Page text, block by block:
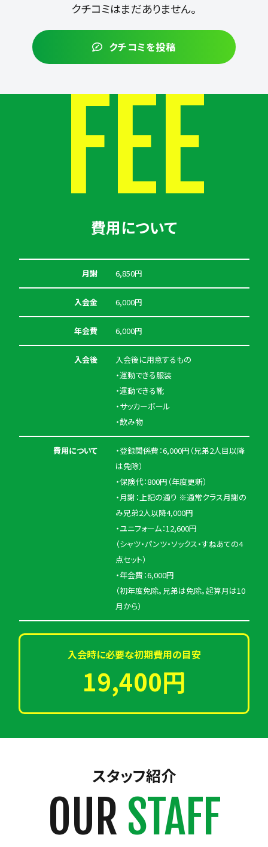
クチコミはまだありません。
クチコミを投稿
FEE
費用について
月謝 6,850円
入会金 6,000円
年会費 6,000円
入会後
入会後に用意するもの
・運動できる服装
・運動できる靴
・サッカーボール
・飲み物
費用について
・登録関係費：6,000円（兄弟2人目以降
は免除）
・保険代：800円（年度更新）
・月謝：上記の通り ※通常クラス月謝の
み兄弟2人以降4,000円
・ユニフォーム：12,600円
（シャツ・パンツ・ソックス・すねあての4
点セット）
・年会費：6,000円
（初年度免除。兄弟は免除。起算月は10
月から）
入会時に必要な初期費用の目安
19,400円
スタッフ紹介
OUR STAFF